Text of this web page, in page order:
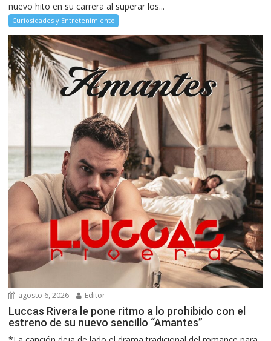
nuevo hito en su carrera al superar los...
Curiosidades y Entretenimiento
agosto 6, 2026 Editor
Luccas Rivera le pone ritmo a lo prohibido con el
estreno de su nuevo sencillo “Amantes”